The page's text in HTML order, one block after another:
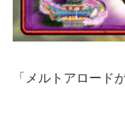
「メルトアロード